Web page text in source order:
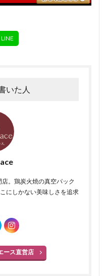
いた人
。鶏炭火焼の真空パック
にしかない美味しさを追求
ース直営店